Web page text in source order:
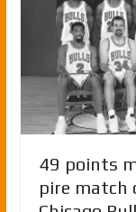
49 points
pire match